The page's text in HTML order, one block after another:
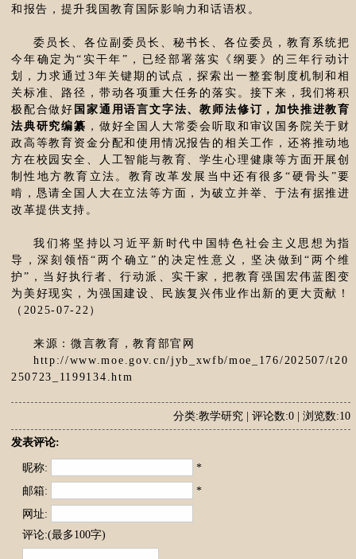
和报告，提升我国教育国际影响力和话语权。
委员长、各位副委员长、秘书长、各位委员，教育系统把
今年确定为“实干年”，已经部署落实《纲要》的三年行动计
划，力求通过3年关键期的试点，探索出一整套制度机制和相
关标准、路径，带动各项重大任务的落实。接下来，我们将积
极配合做好 国家通用语言文字法、教师法修订，加快推进教育
法典研究编纂 ，做好全国人大常委会听取和审议国务院关于财
政高等教育资金分配和使用情况报告的相关工作，还将推动地
方在校园安全、人工智能与教育、学生心理健康等方面开展创
制性地方教育立法。教育改革发展当中还有很多“硬骨头”要
啃，恳请全国人大在立法等方面，为破立并举、于法有据推进
改革提供支持。
我们将坚持以习近平新时代中国特色社会主义思想为指
导，深刻领悟“两个确立”的决定性意义，坚决做到“两个维
护”，当好执行者、行动派、实干家，把教育强国宏伟蓝图变
为美好现实，为强国建设、民族复兴伟业作出新的更大贡献！
（2025-07-22）
来源：微言教育，教育部官网
http://www.moe.gov.cn/jyb_xwfb/moe_176/202507/t20
250723_1199134.htm
分类:教学研究 | 评论数:0 | 浏览数:10
发表评论:
昵称:
*
邮箱:
*
网址:
评论:(最多100字)